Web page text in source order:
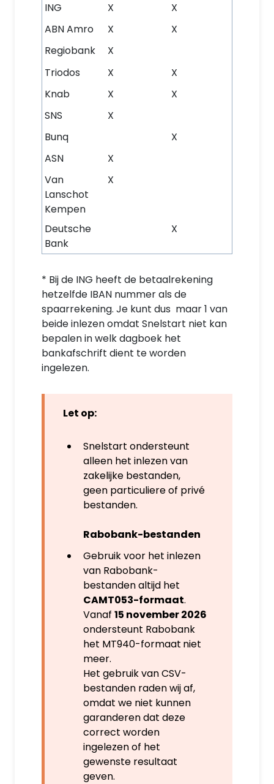
ING X
X
ABN Amro
X
X
Regiobank
X
Triodos
X
X
Knab
X
X
SNS
X
Bunq
X
ASN
X
Van
Lanschot
Kempen
X
Deutsche
Bank
X
* Bij de ING heeft de betaalrekening
hetzelfde IBAN nummer als de
spaarrekening. Je kunt dus maar 1 van
beide inlezen omdat Snelstart niet kan
bepalen in welk dagboek het
bankafschrift dient te worden
ingelezen.
Let op:
Snelstart ondersteunt
alleen het inlezen van
zakelijke bestanden,
geen particuliere of privé
bestanden.
Rabobank-bestanden
Gebruik voor het inlezen
van Rabobank-
bestanden altijd het
CAMT053-formaat.
Vanaf 15 november 2026
ondersteunt Rabobank
het MT940-formaat niet
meer.
Het gebruik van CSV-
bestanden raden wij af,
omdat we niet kunnen
garanderen dat deze
correct worden
ingelezen of het
gewenste resultaat
geven.